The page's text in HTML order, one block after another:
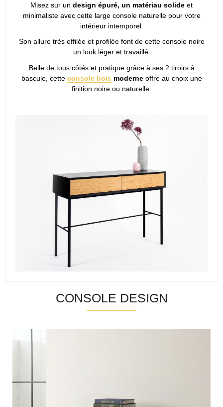
Misez sur un design épuré, un matériau solide et
minimaliste avec cette large console naturelle pour votre
intérieur intemporel.
Son allure très effilée et profilée font de cette console noire
un look léger et travaillé.
Belle de tous côtés et pratique grâce à ses 2 tiroirs à
bascule, cette console bois moderne offre au choix une
finition noire ou naturelle.
CONSOLE DESIGN